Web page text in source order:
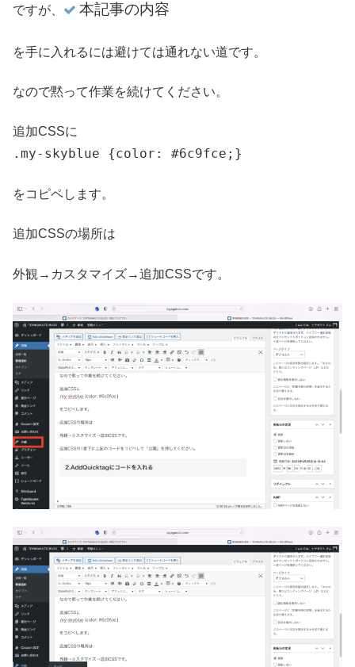
ですが、 本記事の内容
を手に入れるには避けては通れない道です。
なので黙って作業を続けてください。
追加CSSに
.my-skyblue {color: #6c9fce;}
をコピペします。
追加CSSの場所は
外観→カスタマイズ→追加CSSです。